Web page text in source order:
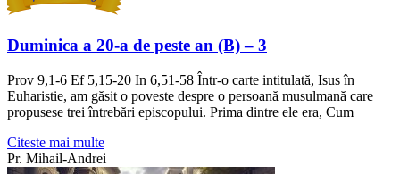
Duminica a 20-a de peste an (B) – 3
Prov 9,1-6 Ef 5,15-20 In 6,51-58 Într-o carte intitulată, Isus în
Euharistie, am găsit o poveste despre o persoană musulmană care
propusese trei întrebări episcopului. Prima dintre ele era, Cum
Citeste mai multe
Pr. Mihail-Andrei